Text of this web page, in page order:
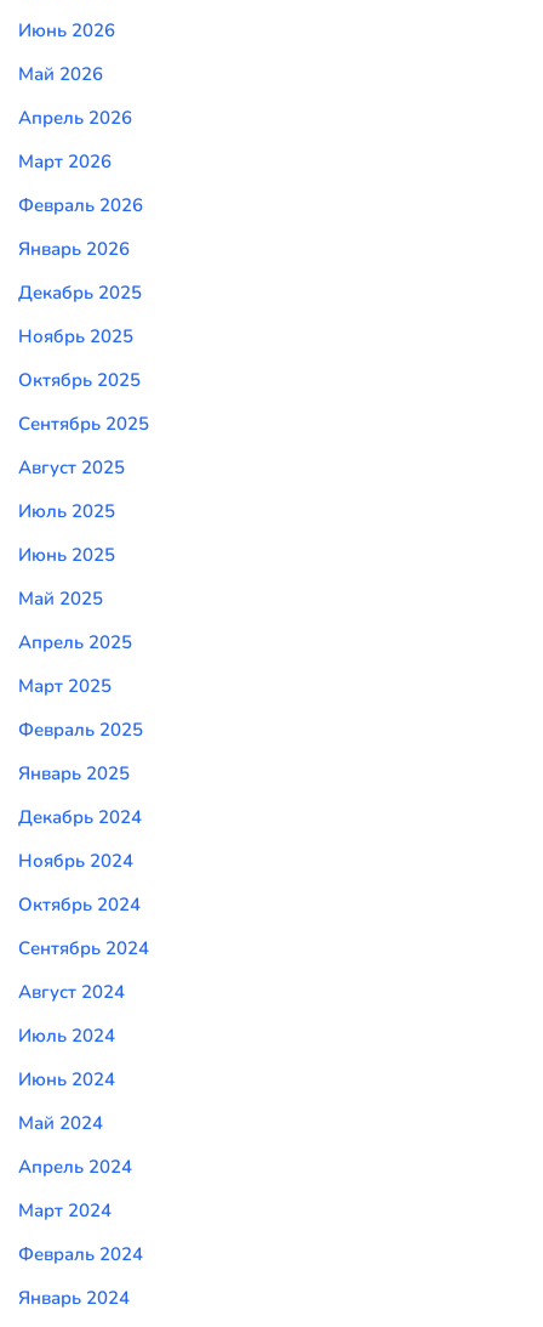
Июнь 2026
Май 2026
Апрель 2026
Март 2026
Февраль 2026
Январь 2026
Декабрь 2025
Ноябрь 2025
Октябрь 2025
Сентябрь 2025
Август 2025
Июль 2025
Июнь 2025
Май 2025
Апрель 2025
Март 2025
Февраль 2025
Январь 2025
Декабрь 2024
Ноябрь 2024
Октябрь 2024
Сентябрь 2024
Август 2024
Июль 2024
Июнь 2024
Май 2024
Апрель 2024
Март 2024
Февраль 2024
Январь 2024